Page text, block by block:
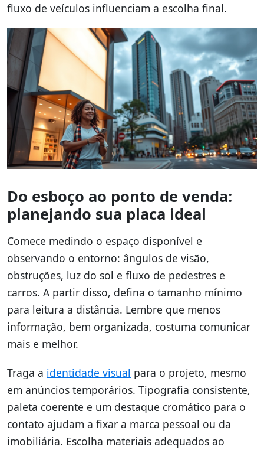
fluxo de veículos influenciam a escolha final.
Do esboço ao ponto de venda:
planejando sua placa ideal
Comece medindo o espaço disponível e
observando o entorno: ângulos de visão,
obstruções, luz do sol e fluxo de pedestres e
carros. A partir disso, defina o tamanho mínimo
para leitura a distância. Lembre que menos
informação, bem organizada, costuma comunicar
mais e melhor.
Traga a identidade visual para o projeto, mesmo
em anúncios temporários. Tipografia consistente,
paleta coerente e um destaque cromático para o
contato ajudam a fixar a marca pessoal ou da
imobiliária. Escolha materiais adequados ao